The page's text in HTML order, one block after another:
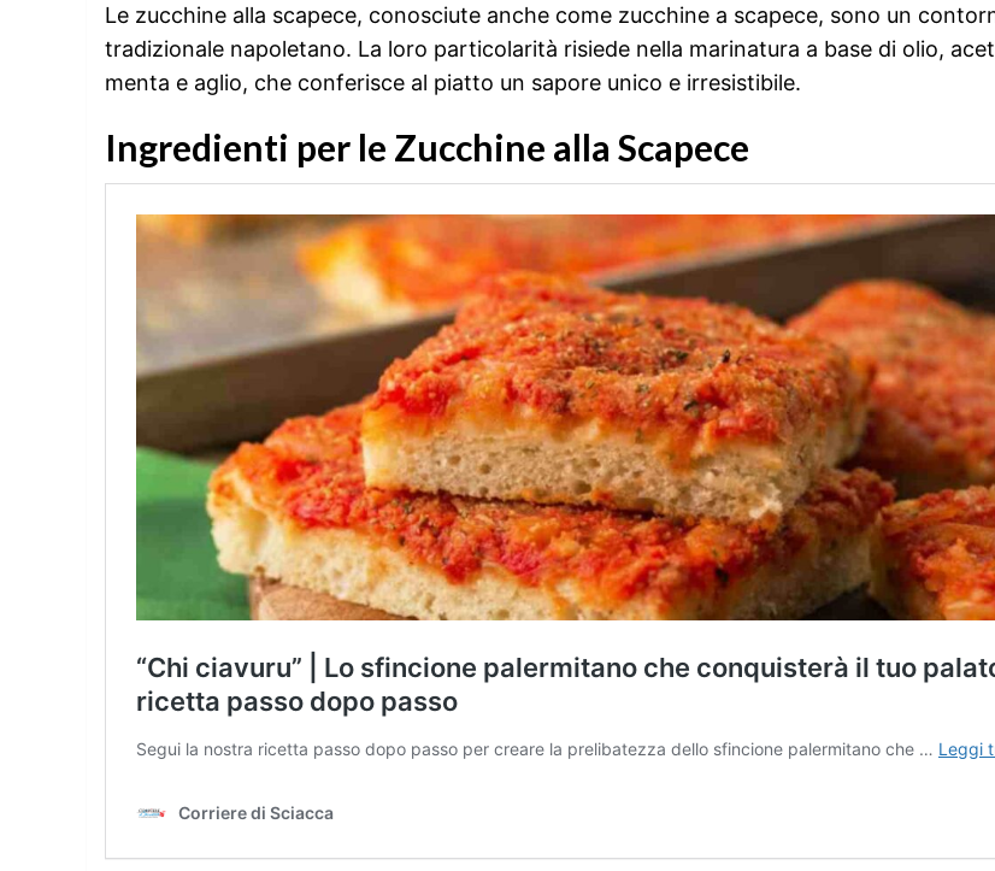
Le zucchine alla scapece, conosciute anche come zucchine a scapece, sono un
tradizionale napoletano. La loro particolarità risiede nella marinatura a base di olio,
menta e aglio, che conferisce al piatto un sapore unico e irresistibile.
Ingredienti per le Zucchine alla Scapece